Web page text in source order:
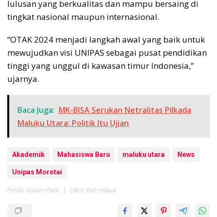
lulusan yang berkualitas dan mampu bersaing di
tingkat nasional maupun internasional.
“OTAK 2024 menjadi langkah awal yang baik untuk
mewujudkan visi UNIPAS sebagai pusat pendidikan
tinggi yang unggul di kawasan timur Indonesia,”
ujarnya.
Baca Juga: MK-BISA Serukan Netralitas Pilkada
Maluku Utara: Politik Itu Ujian
Akademik Mahasiswa Baru maluku utara News
Unipas Morotai
Penulis: Aswan Kharie Editor: Rian Hidayat